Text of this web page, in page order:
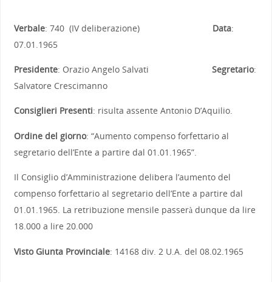
Verbale: 740 (IV deliberazione) Data:
07.01.1965
Presidente: Orazio Angelo Salvati Segretario:
Salvatore Crescimanno
Consiglieri Presenti: risulta assente Antonio D’Aquilio.
Ordine del giorno: “Aumento compenso forfettario al
segretario dell’Ente a partire dal 01.01.1965”.
Il Consiglio d’Amministrazione delibera l’aumento del
compenso forfettario al segretario dell’Ente a partire dal
01.01.1965. La retribuzione mensile passerà dunque da lire
18.000 a lire 20.000
Visto Giunta Provinciale: 14168 div. 2 U.A. del 08.02.1965